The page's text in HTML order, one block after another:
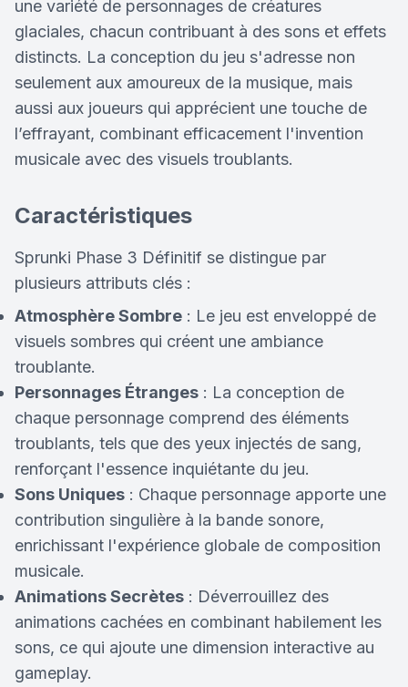
une variété de personnages de créatures
glaciales, chacun contribuant à des sons et effets
distincts. La conception du jeu s'adresse non
seulement aux amoureux de la musique, mais
aussi aux joueurs qui apprécient une touche de
l’effrayant, combinant efficacement l'invention
musicale avec des visuels troublants.
Caractéristiques
Sprunki Phase 3 Définitif se distingue par
plusieurs attributs clés :
Atmosphère Sombre : Le jeu est enveloppé de
visuels sombres qui créent une ambiance
troublante.
Personnages Étranges : La conception de
chaque personnage comprend des éléments
troublants, tels que des yeux injectés de sang,
renforçant l'essence inquiétante du jeu.
Sons Uniques : Chaque personnage apporte une
contribution singulière à la bande sonore,
enrichissant l'expérience globale de composition
musicale.
Animations Secrètes : Déverrouillez des
animations cachées en combinant habilement les
sons, ce qui ajoute une dimension interactive au
gameplay.